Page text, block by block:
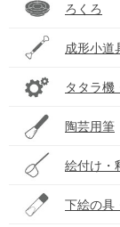
ろくろ
成形小道
タタラ機
陶芸用筆
絵付け・
下絵の具